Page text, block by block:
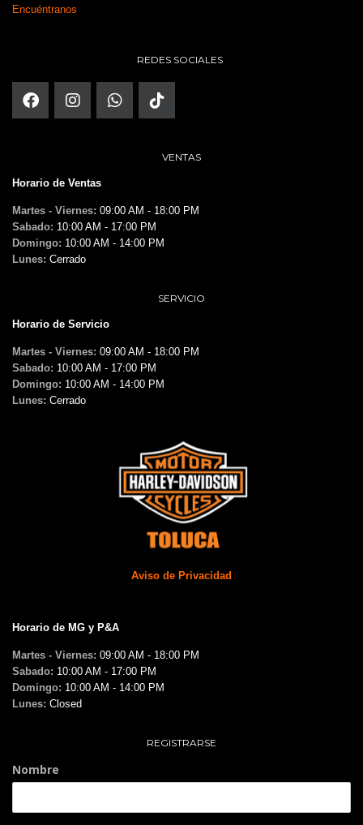
Encuéntranos
REDES SOCIALES
VENTAS
Horario de Ventas
Martes - Viernes: 09:00 AM - 18:00 PM
Sabado: 10:00 AM - 17:00 PM
Domingo: 10:00 AM - 14:00 PM
Lunes: Cerrado
SERVICIO
Horario de Servicio
Martes - Viernes: 09:00 AM - 18:00 PM
Sabado: 10:00 AM - 17:00 PM
Domingo: 10:00 AM - 14:00 PM
Lunes: Cerrado
Aviso de Privacidad
Horario de MG y P&A
Martes - Viernes: 09:00 AM - 18:00 PM
Sabado: 10:00 AM - 17:00 PM
Domingo: 10:00 AM - 14:00 PM
Lunes: Closed
REGISTRARSE
Nombre